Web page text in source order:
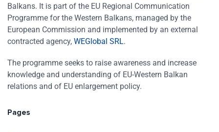
Balkans. It is part of the EU Regional Communication
Programme for the Western Balkans, managed by the
European Commission and implemented by an external
contracted agency, WEGlobal SRL.
The programme seeks to raise awareness and increase
knowledge and understanding of EU-Western Balkan
relations and of EU enlargement policy.
Pages